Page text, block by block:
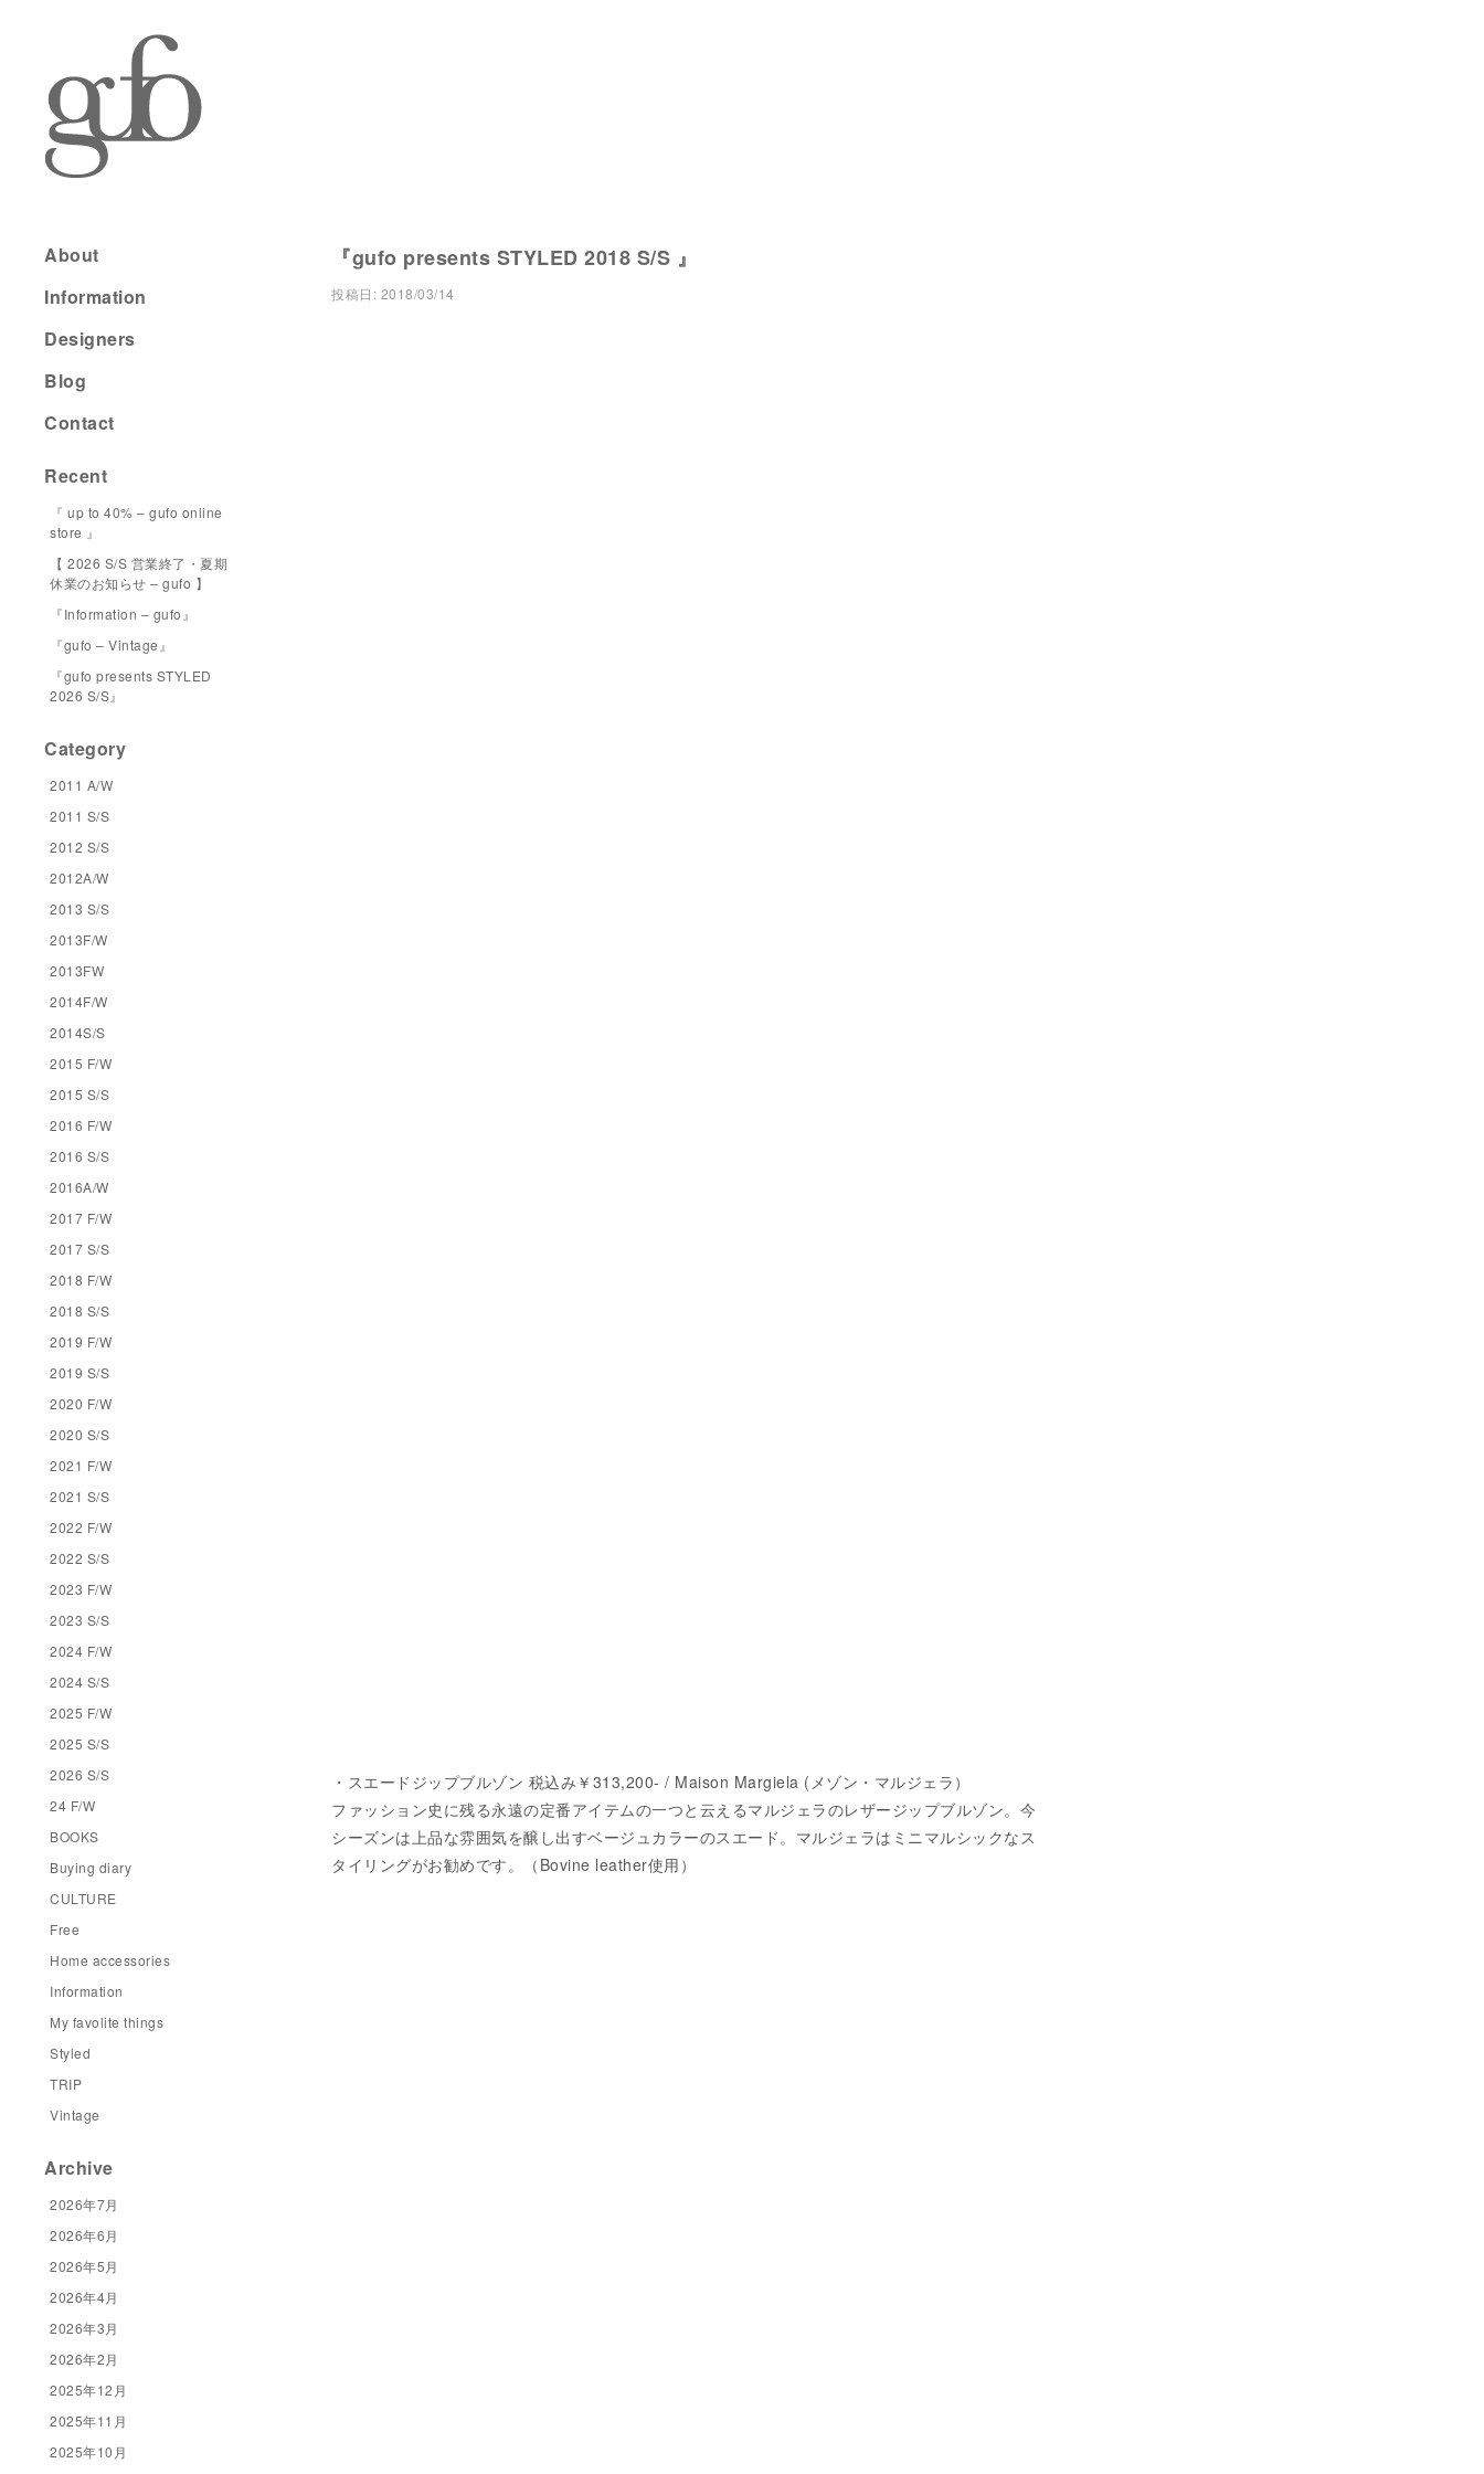
『gufo presents STYLED 2018 S/S 』
投稿日: 2018/03/14
・スエードジップブルゾン 税込み￥313,200- / Maison Margiela (メゾン・マルジェラ）
ファッション史に残る永遠の定番アイテムの一つと云えるマルジェラのレザージップブルゾン。今
シーズンは上品な雰囲気を醸し出すベージュカラーのスエード。マルジェラはミニマルシックなス
タイリングがお勧めです。（Bovine leather使用）
About
Information
Designers
Blog
Contact
Recent
『 up to 40% – gufo online
store 』
【 2026 S/S 営業終了・夏期
休業のお知らせ – gufo 】
『Information – gufo』
『gufo – Vintage』
『gufo presents STYLED
2026 S/S』
Category
2011 A/W
2011 S/S
2012 S/S
2012A/W
2013 S/S
2013F/W
2013FW
2014F/W
2014S/S
2015 F/W
2015 S/S
2016 F/W
2016 S/S
2016A/W
2017 F/W
2017 S/S
2018 F/W
2018 S/S
2019 F/W
2019 S/S
2020 F/W
2020 S/S
2021 F/W
2021 S/S
2022 F/W
2022 S/S
2023 F/W
2023 S/S
2024 F/W
2024 S/S
2025 F/W
2025 S/S
2026 S/S
24 F/W
BOOKS
Buying diary
CULTURE
Free
Home accessories
Information
My favolite things
Styled
TRIP
Vintage
Archive
2026年7月
2026年6月
2026年5月
2026年4月
2026年3月
2026年2月
2025年12月
2025年11月
2025年10月